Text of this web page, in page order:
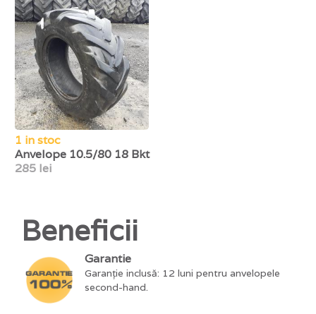
1 in stoc
Anvelope 10.5/80 18 Bkt
285 lei
Beneficii
Garantie
Garanție inclusă: 12 luni pentru anvelopele
second-hand.